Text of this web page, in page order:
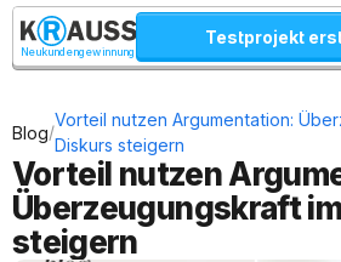
Neukundengewinnung
Testprojekt
Blog/
Vorteil nutzen Argumentation:
Diskurs steigern
Vorteil nutzen
Überzeugungskraft
steigern